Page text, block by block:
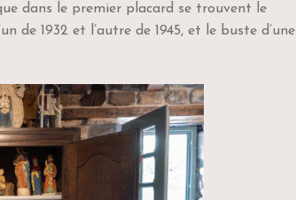
dans le premier placard se trouvent le
de 1932 et l’autre de 1945, et le buste d’une